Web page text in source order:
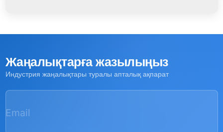
Жаңалықтарға жазылыңыз
Индустрия жаңалықтары туралы апталық ақпарат
Email